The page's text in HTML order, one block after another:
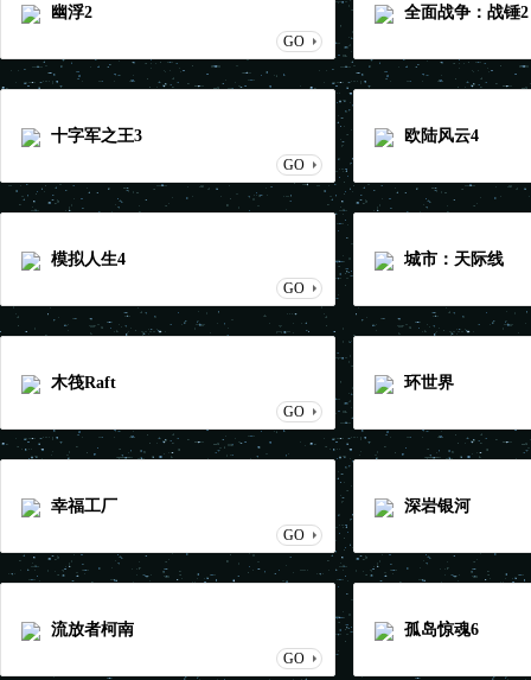
幽浮2
GO
全面战争：战锤2
十字军之王3
GO
欧陆风云4
模拟人生4
GO
城市：天际线
木筏Raft
GO
环世界
幸福工厂
GO
深岩银河
流放者柯南
GO
孤岛惊魂6